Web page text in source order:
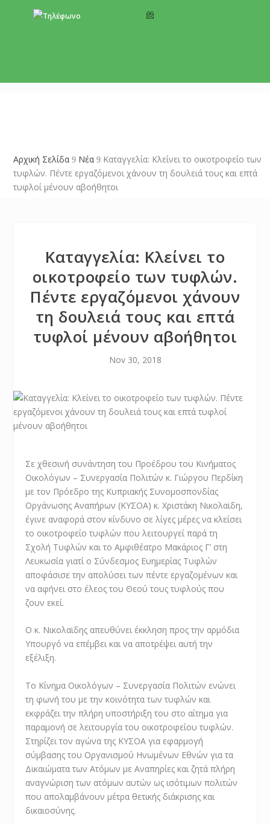
Αρχική Σελίδα 9 Νέα 9 Καταγγελία: Κλείνει το οικοτροφείο των
τυφλών. Πέντε εργαζόμενοι χάνουν τη δουλειά τους και επτά
τυφλοί μένουν αβοήθητοι
Καταγγελία: Κλείνει το
οικοτροφείο των τυφλών.
Πέντε εργαζόμενοι χάνουν
τη δουλειά τους και επτά
τυφλοί μένουν αβοήθητοι
Nov 30, 2018
Σε χθεσινή συνάντηση του Προέδρου του Κινήματος
Οικολόγων – Συνεργασία Πολιτών κ. Γιώργου Περδίκη
με τον Πρόεδρο της Κυπριακής Συνομοσπονδίας
Οργάνωσης Αναπήρων (ΚΥΣΟΑ) κ. Χριστάκη Νικολαϊδη,
έγινε αναφορά στον κίνδυνο σε λίγες μέρες να κλείσει
το οικοτροφείο τυφλών που λειτουργεί παρά τη
Σχολή Τυφλών και το Αμφιθέατρο Μακάριος Γ’ στη
Λευκωσία γιατί ο Σύνδεσμος Ευημερίας Τυφλών
αποφάσισε την απολύσει των πέντε εργαζομένων και
να αφήνει στο έλεος του Θεού τους τυφλούς που
ζουν εκεί.
Ο κ. Νικολαϊδης απευθύνει έκκληση προς την αρμόδια
Υπουργό να επέμβει και να αποτρέψει αυτή την
εξέλιξη.
Το Κίνημα Οικολόγων – Συνεργασία Πολιτών ενώνει
τη φωνή του με την κοινότητα των τυφλών και
εκφράζει την πλήρη υποστήριξη του στο αίτημα για
παραμονή σε λειτουργία του οικοτροφείου τυφλών.
Στηρίζει τον αγώνα της ΚΥΣΟΑ για εφαρμογή
σύμβασης του Οργανισμού Ηνωμένων Εθνών για τα
Δικαιώματα των Ατόμων με Αναπηρίες και ζητά πλήρη
αναγνώριση των ατόμων αυτών ως ισότιμων πολιτών
που απολαμβάνουν μέτρα θετικής διάκρισης και
δικαιοσύνης.